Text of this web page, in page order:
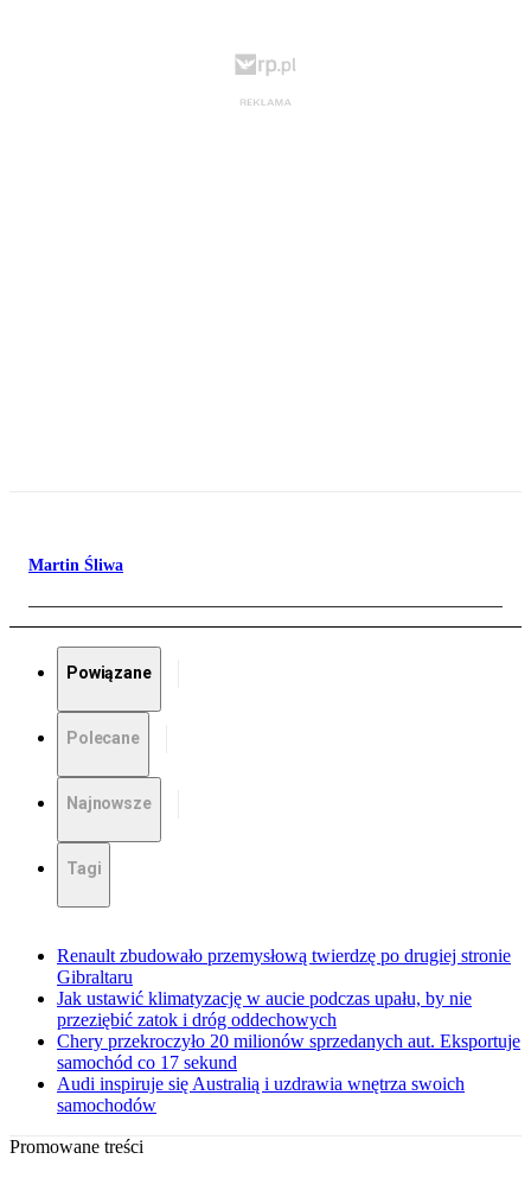
Martin Śliwa
Powiązane
Polecane
Najnowsze
Tagi
Renault zbudowało przemysłową twierdzę po drugiej stronie
Gibraltaru
Jak ustawić klimatyzację w aucie podczas upału, by nie
przeziębić zatok i dróg oddechowych
Chery przekroczyło 20 milionów sprzedanych aut. Eksportuje
samochód co 17 sekund
Audi inspiruje się Australią i uzdrawia wnętrza swoich
samochodów
Promowane treści